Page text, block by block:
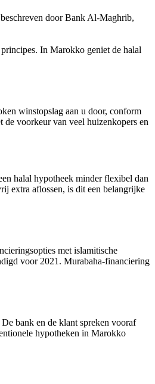
door Bank Al-Maghrib,
In Marokko geniet de halal
winstopslag aan u door, conform
de voorkeur van veel huizenkopers en
halal hypotheek minder flexibel dan
extra aflossen, is dit een belangrijke
met islamitische
voor 2021. Murabaha-financiering
bank en de klant spreken vooraf
hypotheken in Marokko